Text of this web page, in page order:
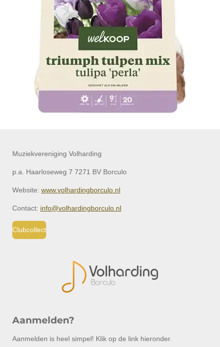
Muziekvereniging Volharding
p.a. Haarloseweg 7 7271 BV Borculo
Website: www.volhardingborculo.nl
Contact: info@volhardingborculo.nl
Clubcollect
Aanmelden?
Aanmelden is heel simpel! Klik op de link hieronder.